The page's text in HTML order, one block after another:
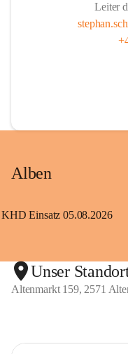
Leiter
Alben
KHD Einsatz 05.08.2026
Unser
Altenmarkt 159, 2571